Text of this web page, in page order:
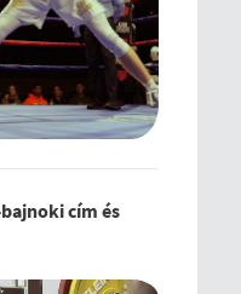
cím és